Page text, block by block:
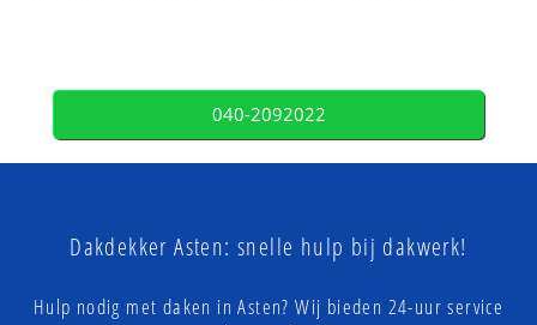
040-2092022
Dakdekker Asten: snelle hulp bij dakwerk!
Hulp nodig met daken in Asten? Wij bieden 24-uur service